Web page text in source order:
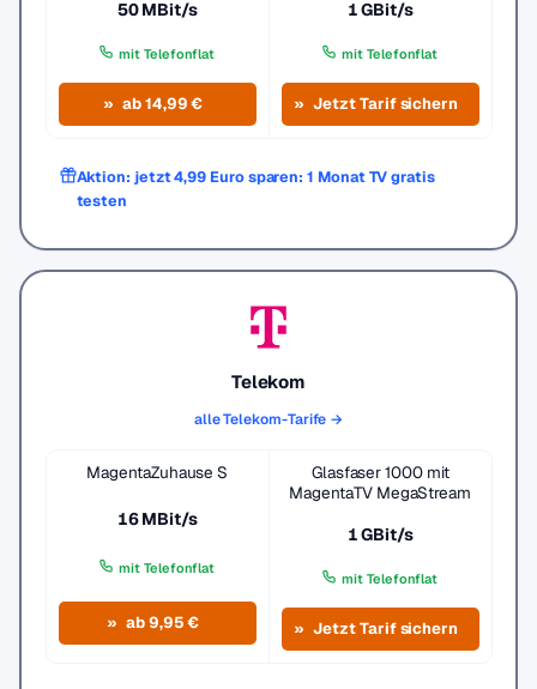
50 MBit/s
mit Telefonflat
ab 14,99 €
1 GBit/s
mit Telefonflat
Jetzt Tarif sichern
Aktion: jetzt 4,99 Euro sparen: 1 Monat TV gratis
testen
Telekom
alle Telekom-Tarife →
MagentaZuhause S
16 MBit/s
mit Telefonflat
ab 9,95 €
Glasfaser 1000 mit
MagentaTV MegaStream
1 GBit/s
mit Telefonflat
Jetzt Tarif sichern